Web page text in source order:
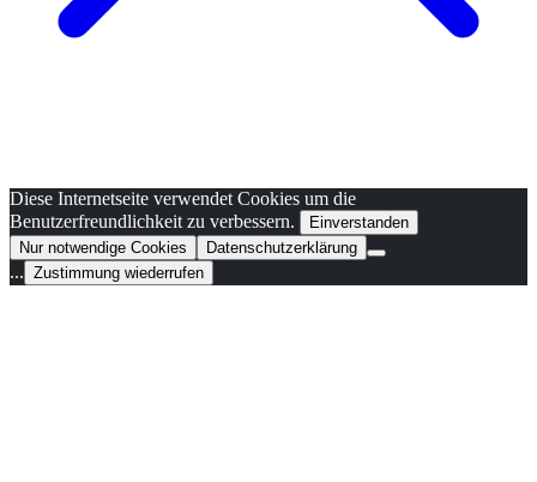
Diese Internetseite verwendet Cookies um die
Benutzerfreundlichkeit zu verbessern.
Einverstanden
Nur notwendige Cookies
Datenschutzerklärung
... Zustimmung wiederrufen